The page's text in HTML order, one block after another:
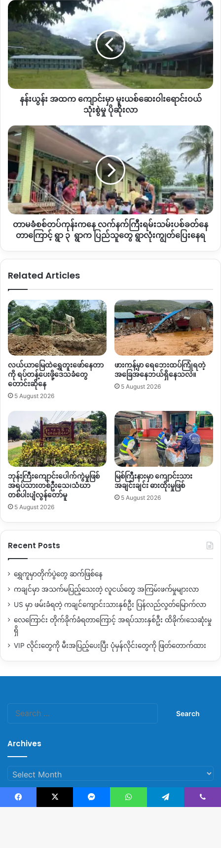
ကားဆရာကတော့ ဘရိတ်ပေါက်တာကြောင့်ကားမှောက်ရတာဖြစ်
တယ်ဆိုပြီး ဖြေကြားခဲ့တယ်လို့ မွန်မြတ်စေတနာအသင်းရဲ့တာဝန်ရှိ
သူက တစ်ဆင့်သိရှိထားပြီး လက်ရှိမှာတော့ ကားသမားကို ဝိုင်းမော်
ရဲစခန်းမှာ စုံစမ်းစစ်ဆေးမှုတွေ လုပ်နေတယ်လို့ သူပြောပါတယ်။
ဒါ့အပြင်ဝိုင်းမော်မြို့မှာ အောက်တိုဘာလအတွင်းမှာဘဲ ယာဉ်တိုက်မှု
ပေါင်း ၃၀ဝန်းကျင်လောက် ဖြစ်ခဲ့ပြီး ဒီလိုယာဉ်တိုက်မှုဖြစ်ရတာက
များသောအားဖြင့် မူးယစ်သောက်စားပြီး ဖြစ်တဲ့သူတွေနဲ့ လမ်း
စည်းကမ်းမလိုက်နာဘဲ အရှိန်ပြင်းပြင်းနဲ့မောင်းတဲ့ သူတွေအဖြစ်များ
By – Hope
Copy URL
နန်း
ယွန်း အထက ကျောင်း
မှာ မူးယစ်
ဆေးဝါး
ရောင်းဝယ်
သုံးစွဲ
မှု ပို
ဆိုး
လာ
နန်းယွန်း အထက ကျောင်းမှာ မူးယစ်ဆေးဝါးရောင်းဝယ်
သုံးစွဲမှု ပိုဆိုးလာ
တာ
မ
ခံစစ်
တပ်
ကုန်း
ကနေ လက်နက်ကြီး
ရမ်း
သမ်း
ပစ်ခတ်
နေ
တာ
သူ
ပြေး
နေရ
တာမခံစစ်တပ်ကုန်းကနေ လက်နက်ကြီးရမ်းသမ်းပစ်ခတ်နေ
တာကြောင့် ရွာ ၃ ရွာက ပြည်သူတွေ ရွာလုံးကျွတ်ပြေးနေရ
Related Articles
လယ်ယာမြေထဲရွှေတူးဖော်နေတာ
ကို ရပ်တန့်ပေးဖို့ဒေသခံတွေ
တောင်းဆိုနေ
5 August 2026
ဖားကန့်မှာ ရေဘေးထပ်ကြုံရတဲ့
အခြေအနေဘယ်ရှိနေသလဲ။
5 August 2026
ဘုန်းကြီးကျောင်းပေါက်ကွဲမှုဖြစ်
အရပ်သားတစ်ဦးသေ၊သံဃာ
တစ်ပါးပျံလွန်တော်မူ
5 August 2026
မြစ်ကြီးနားမှာ ကျောင်းသား
အချင်းချင်း ဓားထိုးမှုဖြစ်
5 August 2026
Recent Posts
ရွှေကူမှာတိုက်ပွဲတွေ ဆက်ဖြစ်နေ
ကချင်မှာ အသက်မပြည့်သေးတဲ့ လူငယ်တွေ အကြမ်းဖက်မှုများလာ
US မှာ ဖမ်းခံရတဲ့ ကချင်ကျောင်းသားနှစ်ဦး ပြန်လည်လွတ်မြောက်လာ
လေကြောင်း တိုက်ခိုက်ခံရတာကြောင့် အရပ်သားနှစ်ဦး ထိခိုက်၊သေဆုံးမှု
ရှိ
VIP လိုင်းတွေကို မီးအပြည့်ပေးပြီး ပုံမှန်လိုင်းတွေကို ဖြတ်တောက်ထား
Archives
Archives
Facebook X Messenger WhatsApp Telegram Viber